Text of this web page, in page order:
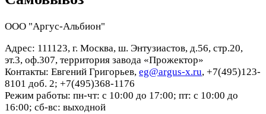
ООО "Аргус-Альбион"
Адрес: 111123, г. Москва, ш. Энтузиастов, д.56, стр.20,
эт.3, оф.307, территория завода «Прожектор»
Контакты: Евгений Григорьев, eg@argus-x.ru, +7(495)123-
8101 доб. 2; +7(495)368-1176
Режим работы: пн-чт: с 10:00 до 17:00; пт: с 10:00 до
16:00; сб-вс: выходной